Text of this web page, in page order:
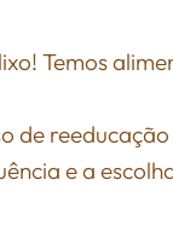
Temos
de
e a